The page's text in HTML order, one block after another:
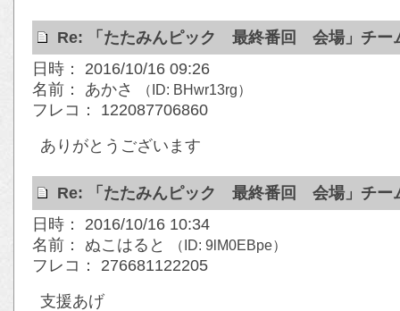
Re: 「たたみんピック 最終番回 会場」チー
日時： 2016/10/16 09:26
名前： あかさ
（ID: BHwr13rg）
フレコ： 122087706860
ありがとうございます
Re: 「たたみんピック 最終番回 会場」チー
日時： 2016/10/16 10:34
名前： ぬこはると
（ID: 9lM0EBpe）
フレコ： 276681122205
支援あげ